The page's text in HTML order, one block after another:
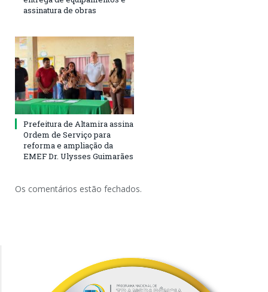
assinatura de obras
Prefeitura de Altamira assina
Ordem de Serviço para
reforma e ampliação da
EMEF Dr. Ulysses Guimarães
Os comentários estão fechados.